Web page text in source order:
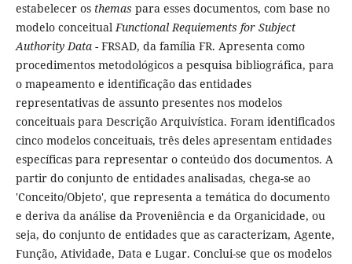
estabelecer os themas para esses documentos, com base no
modelo conceitualFunctional Requiements for Subject
Authority Data- FRSAD, da família FR. Apresenta como
procedimentos metodológicos a pesquisa bibliográfica, para
o mapeamento e identificação das entidades
representativas de assunto presentes nos modelos
conceituais para Descrição Arquivística. Foram identificados
cinco modelos conceituais, três deles apresentam entidades
específicas para representar o conteúdo dos documentos. A
partir do conjunto de entidades analisadas, chega-se ao
'Conceito/Objeto', que representa a temática do documento
e deriva da análise da Proveniência e da Organicidade, ou
seja, do conjunto de entidades que as caracterizam, Agente,
Função, Atividade, Data e Lugar. Conclui-se que os modelos